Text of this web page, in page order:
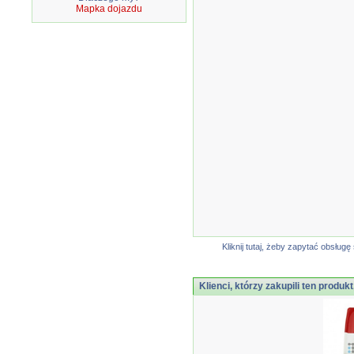
Mapka dojazdu
Kliknij tutaj, żeby zapytać
Klienci, którzy zakupili ten